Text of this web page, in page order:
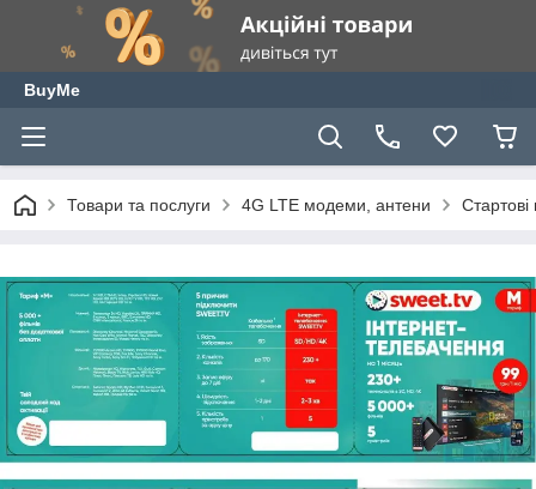
BuyMe
Товари та послуги 4G LTE модеми, антени